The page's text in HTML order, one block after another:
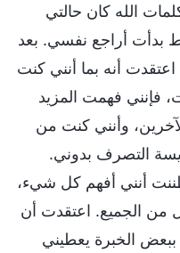
الله كان حالتي
بدأت أراجع نفسي. بعد
أنه بما أنني كنت
فإنني فهمت المزيد
وأنني كنت من
التصرف بدوني.
أنني أفهم كل شيء،
من الجميع. اعتقدت أن
ببعض الخبرة يعطيني